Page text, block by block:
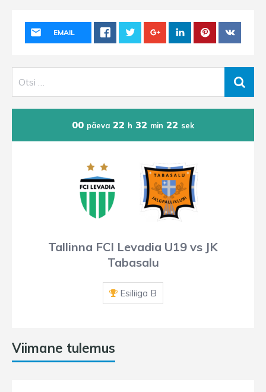
EMAIL
00 päeva 22 h 32 min 22 sek
Tallinna FCI Levadia U19 vs JK
Tabasalu
Esiliiga B
Viimane tulemus